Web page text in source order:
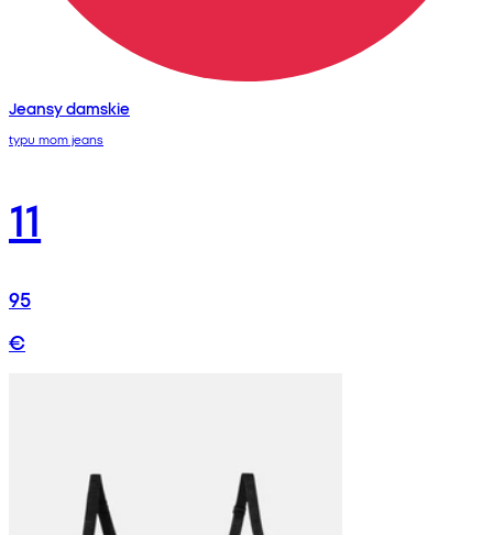
Jeansy damskie
typu mom jeans
11
95
€